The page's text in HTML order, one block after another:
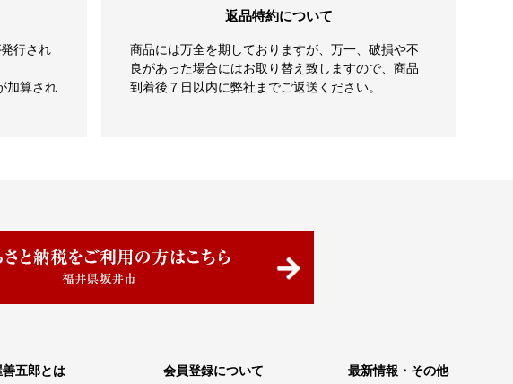
行され
加算され
返品特約について
商品には万全を期しておりますが、万一、破損や不
良があった場合にはお取り替え致しますので、商品
到着後７日以内に弊社までご返送ください。
善五郎とは
会員登録について
最新情報・その他